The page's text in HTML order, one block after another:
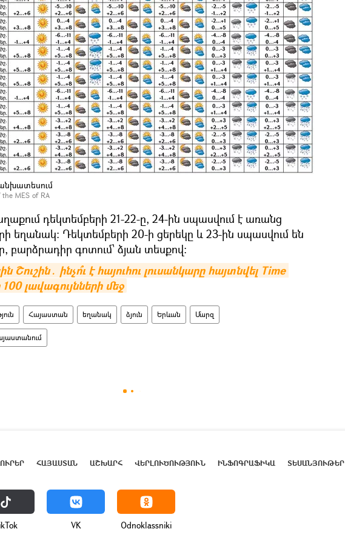
MES of RA
դեկտեմբերի 21-22-ը, 24-ին սպասվում է առանց
եղանակ։ Դեկտեմբերի 20-ի ցերեկը և 23-ին սպասվում են
բարձրադիր գոտում՝ ձյան տեսքով։
Շուշին․ ինչո՞ւ է հայուհու լուսանկարը հայտնվել Time
լավագույնների մեջ
Հայաստան եղանակ ձյուն Երևան Մարզ
ՀԱՅԱՍՏԱՆ ԱՇԽԱՐՀ ՎԵՐԼՈՒԾՈՒԹՅՈՒՆ ԻՆՖՈԳՐԱՖԻԿԱ ՏԵՍԱՆՅՈՒԹԵՐ
VK Odnoklassniki